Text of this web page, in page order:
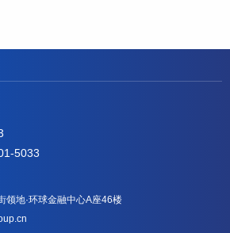
5033
领地·环球金融中心A座46楼